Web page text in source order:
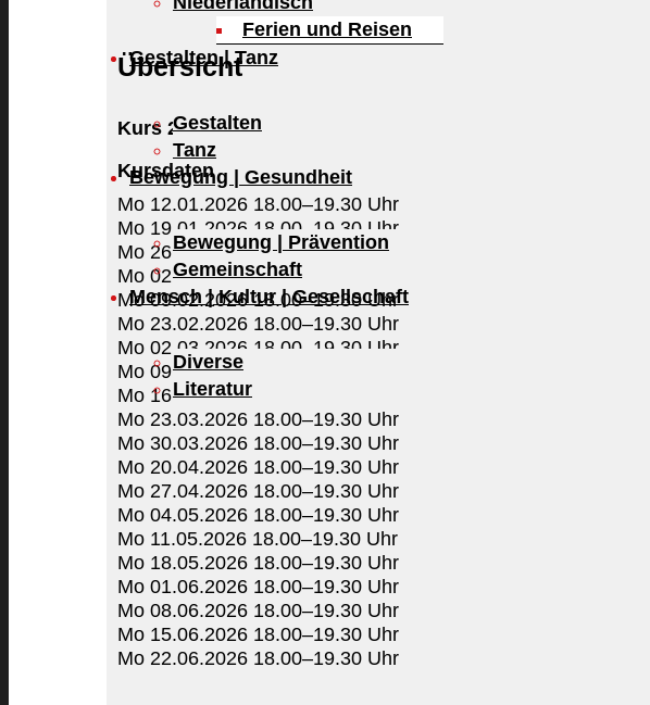
Ferien und Reisen
Gestalten | Tanz
Gestalten
Tanz
Bewegung | Gesundheit
Bewegung | Prävention
Gemeinschaft
Mensch | Kultur | Gesellschaft
Diverse
Literatur
Übersicht
Kurs 26-1-1233
Kursdaten
Mo 12.01.2026 18.00–19.30 Uhr
Mo 19.01.2026 18.00–19.30 Uhr
Mo 26.01.2026 18.00–19.30 Uhr
Mo 02.02.2026 18.00–19.30 Uhr
Mo 09.02.2026 18.00–19.30 Uhr
Mo 23.02.2026 18.00–19.30 Uhr
Mo 02.03.2026 18.00–19.30 Uhr
Mo 09.03.2026 18.00–19.30 Uhr
Mo 16.03.2026 18.00–19.30 Uhr
Mo 23.03.2026 18.00–19.30 Uhr
Mo 30.03.2026 18.00–19.30 Uhr
Mo 20.04.2026 18.00–19.30 Uhr
Mo 27.04.2026 18.00–19.30 Uhr
Mo 04.05.2026 18.00–19.30 Uhr
Mo 11.05.2026 18.00–19.30 Uhr
Mo 18.05.2026 18.00–19.30 Uhr
Mo 01.06.2026 18.00–19.30 Uhr
Mo 08.06.2026 18.00–19.30 Uhr
Mo 15.06.2026 18.00–19.30 Uhr
Mo 22.06.2026 18.00–19.30 Uhr